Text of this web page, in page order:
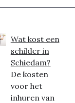
Wat kost een
schilder in
Schiedam?
De kosten
voor het
inhuren van